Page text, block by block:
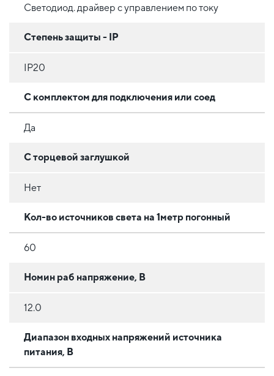
Светодиод. драйвер с управлением по току
Степень защиты - IP
IP20
С комплектом для подключения или соед
Да
С торцевой заглушкой
Нет
Кол-во источников света на 1метр погонный
60
Номин раб напряжение, В
12.0
Диапазон входных напряжений источника
питания, В